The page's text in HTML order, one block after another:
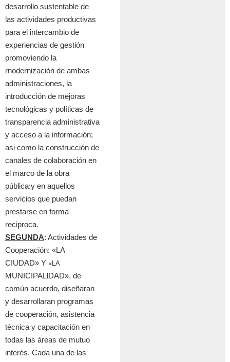
desarrollo sustentable de
las actividades productivas
para el intercambio de
experiencias de gestión
promoviendo la
rnodernización de ambas
administraciones, la
introducción de mejoras
tecnológicas y pol íticas de
transparencia administrativa
y acceso a la información;
asi como la construcción de
canales de colaboración en
el marco de la obra
pública:y en aquellos
servicios que puedan
prestarse en forma
reciproca.
SEGUNDA: Actividades de
Cooperación: «LA
CIUDAD» Y «LA
MUNICIPALlDAD», de
común acuerdo, diseñaran
y desarrollaran programas
de cooperación, asistencia
técnica y capacitación en
todas las áreas de mutuo
interés. Cada una de las